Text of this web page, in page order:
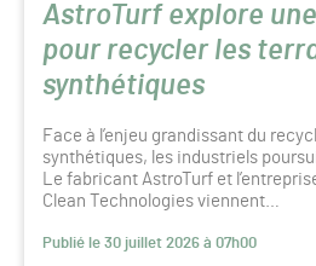
AstroTurf explore
pour recycler les
synthétiques
Face à l’enjeu grandissant du
synthétiques, les industriels
Le fabricant AstroTurf et
Clean Technologies viennent…
Publié le 30 juillet 2026 à 07h00